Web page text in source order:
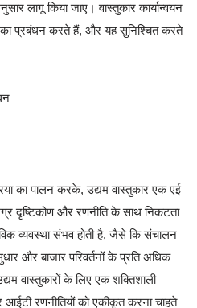
लागू किया जाए। वास्तुकार कार्यान्वयन
का प्रबंधन करते हैं, और यह सुनिश्चित करते
का पालन करके, उद्यम वास्तुकार एक एई
दृष्टिकोण और रणनीति के साथ निकटता
व्यवस्था संभव होती है, जैसे कि संचालन
और बाजार परिवर्तनों के प्रति अधिक
वास्तुकारों के लिए एक शक्तिशाली
रणनीतियों को एकीकृत करना चाहते